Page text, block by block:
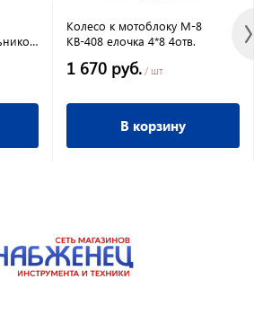
Колесо к мотоблоку М-8
КВ-408 елочка 4*8 4отв.
1 670 руб. / шт
В корзину